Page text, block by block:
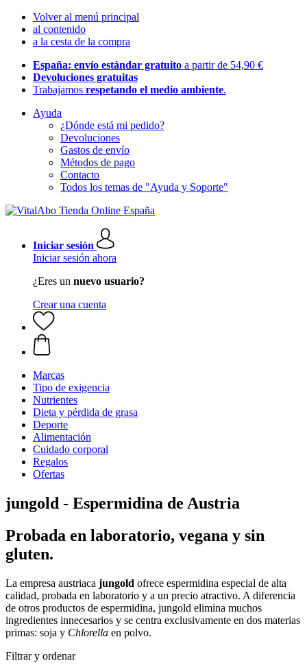
Volver al menú principal
al contenido
a la cesta de la compra
España: envío estándar gratuito a partir de 54,90 €
Devoluciones gratuitas
Trabajamos respetando el medio ambiente.
Ayuda
¿Dónde está mi pedido?
Devoluciones
Gastos de envío
Métodos de pago
Contacto
Todos los temas de "Ayuda y Soporte"
Iniciar sesión
Iniciar sesión ahora
¿Eres un nuevo usuario?
Crear una cuenta
Marcas
Tipo de exigencia
Nutrientes
Dieta y pérdida de grasa
Deporte
Alimentación
Cuidado corporal
Regalos
Ofertas
jungold - Espermidina de Austria
Probada en laboratorio, vegana y sin
gluten.
La empresa austriaca jungold ofrece espermidina especial de alta
calidad, probada en laboratorio y a un precio atractivo. A diferencia
de otros productos de espermidina, jungold elimina muchos
ingredientes innecesarios y se centra exclusivamente en dos materias
primas: soja y Chlorella en polvo.
Filtrar y ordenar